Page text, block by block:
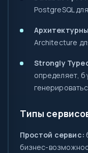
PostgreSQL
Architecture
Strongly
определяет,
Типы
Простой сервис:
бизнес-